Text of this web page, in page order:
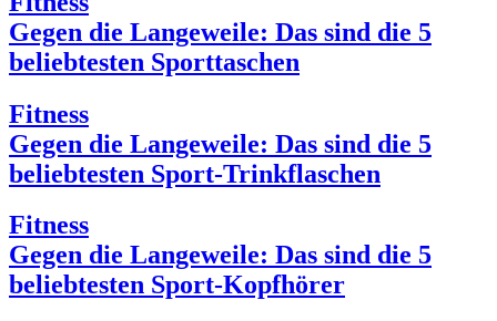
Gegen die Langeweile: Das sind die 5
beliebtesten Sporttaschen
Fitness
Gegen die Langeweile: Das sind die 5
beliebtesten Sport-Trinkflaschen
Fitness
Gegen die Langeweile: Das sind die 5
beliebtesten Sport-Kopfhörer